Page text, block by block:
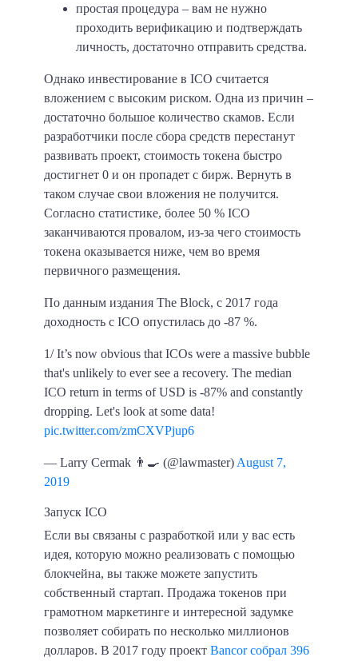
простая процедура – вам не нужно
проходить верификацию и подтверждать
личность, достаточно отправить средства.
Однако инвестирование в ICO считается
вложением с высоким риском. Одна из причин –
достаточно большое количество скамов. Если
разработчики после сбора средств перестанут
развивать проект, стоимость токена быстро
достигнет 0 и он пропадет с бирж. Вернуть в
таком случае свои вложения не получится.
Согласно статистике, более 50 % ICO
заканчиваются провалом, из-за чего стоимость
токена оказывается ниже, чем во время
первичного размещения.
По данным издания The Block, с 2017 года
доходность с ICO опустилась до -87 %.
1/ It’s now obvious that ICOs were a massive bubble
that's unlikely to ever see a recovery. The median
ICO return in terms of USD is -87% and constantly
dropping. Let's look at some data!
pic.twitter.com/zmCXVPjup6
— Larry Cermak 👨‍🍳 (@lawmaster) August 7,
2019
Запуск ICO
Если вы связаны с разработкой или у вас есть
идея, которую можно реализовать с помощью
блокчейна, вы также можете запустить
собственный стартап. Продажа токенов при
грамотном маркетинге и интересной задумке
позволяет собирать по несколько миллионов
долларов. В 2017 году проект Bancor собрал 396